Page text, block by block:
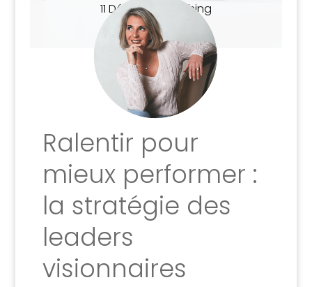
11 Déc, 24| Coaching
Ralentir pour
mieux performer :
la stratégie des
leaders
visionnaires